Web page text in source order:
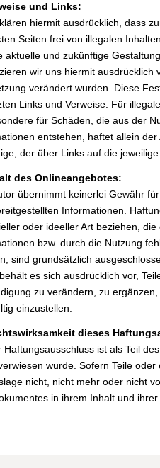
und Links:
hiermit ausdrücklich, dass
Seiten frei von illegalen
aktuelle und zukünftige
wir uns hiermit ausdrücklich
verändert wurden. Diese
Links und Verweise. Für
für Schäden, die aus der
entstehen, haftet allein
der über Links auf die
des Onlineangebotes:
übernimmt keinerlei Gewähr
Informationen.
oder ideeller Art beziehen,
bzw. durch die Nutzung
sind grundsätzlich
es sich ausdrücklich vor,
zu verändern, zu
einzustellen.
dieses
Haftungsausschluss ist als Teil
wurde. Sofern Teile
nicht, nicht mehr oder nicht
in ihrem Inhalt und